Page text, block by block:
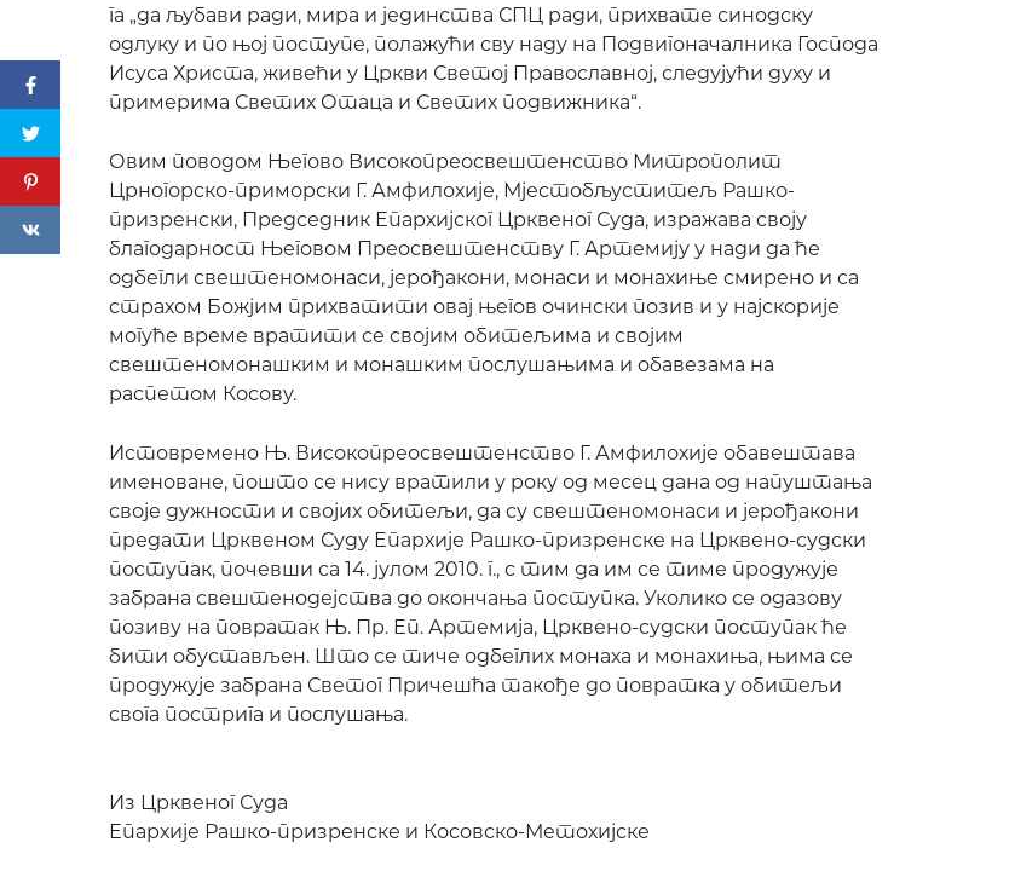
га „да љубави ради, мира и јединства СПЦ ради, прихвате синодску
одлуку и по њој поступе, полажући сву наду на Подвигоначалника Господа
Исуса Христа, живећи у Цркви Светој Православној, следујући духу и
примерима Светих Отаца и Светих подвижника“.
Овим поводом Његово Високопреосвештенство Митрополит
Црногорско-приморски Г. Амфилохије, Мјестобљуститељ Рашко-
призренски, Председник Епархијског Црквеног Суда, изражава своју
благодарност Његовом Преосвештенству Г. Артемију у нади да ће
одбегли свештеномонаси, јерођакони, монаси и монахиње смирено и са
страхом Божјим прихватити овај његов очински позив и у најскорије
могуће време вратити се својим обитељима и својим
свештеномонашким и монашким послушањима и обавезама на
распетом Косову.
Истовремено Њ. Високопреосвештенство Г. Амфилохије обавештава
именоване, пошто се нису вратили у року од месец дана од напуштања
своје дужности и својих обитељи, да су свештеномонаси и јерођакони
предати Црквеном Суду Епархије Рашко-призренске на Црквено-судски
поступак, почевши са 14. јулом 2010. г., с тим да им се тиме продужује
забрана свештенодејства до окончања поступка. Уколико се одазову
позиву на повратак Њ. Пр. Еп. Артемија, Црквено-судски поступак ће
бити обустављен. Што се тиче одбеглих монаха и монахиња, њима се
продужује забрана Светог Причешћа такође до повратка у обитељи
свога пострига и послушања.
Из Црквеног Суда
Епархије Рашко-призренске и Косовско-Метохијске